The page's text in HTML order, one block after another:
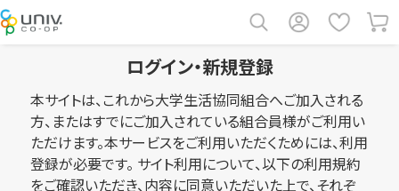
ログイン・新規登録
本サイトは、これから大学生活協同組合へご加入される
方、またはすでにご加入されている組合員様がご利用い
ただけます。本サービスをご利用いただくためには、利用
登録が必要です。 サイト利用について、以下の利用規約
をご確認いただき、内容に同意いただいた上で、それぞ